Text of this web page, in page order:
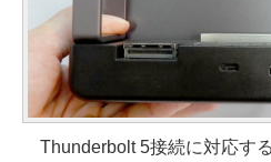
Thunderbolt 5接続に対応す